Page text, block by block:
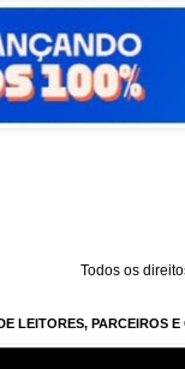
Todos os
LEITORES, PARCEIROS